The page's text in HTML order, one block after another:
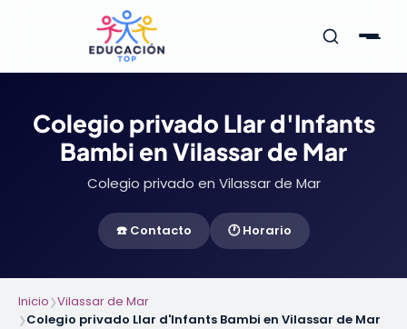
Colegio privado Llar d'Infants
Bambi en Vilassar de Mar
Colegio privado en Vilassar de Mar
☎️ Contacto 🕐 Horario
Inicio❯Vilassar de Mar
❯Colegio privado Llar d'Infants Bambi en Vilassar de Mar